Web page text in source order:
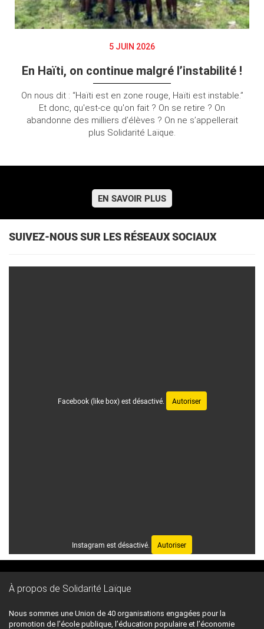
5 JUIN 2026
En Haïti, on continue malgré l’instabilité !
On nous dit : “Haïti est en zone rouge, Haïti est instable.”
Et donc, qu'est-ce qu'on fait ? On se retire ? On
abandonne des milliers d’élèves ? On ne s’appellerait
plus Solidarité Laïque.
EN SAVOIR PLUS
SUIVEZ-NOUS SUR LES RÉSEAUX SOCIAUX
Facebook (like box) est désactivé. Autoriser
Instagram est désactivé. Autoriser
À propos de Solidarité Laïque
Nous sommes une Union de 40 organisations engagées pour la
promotion de l’école publique, l’éducation populaire et l’économie